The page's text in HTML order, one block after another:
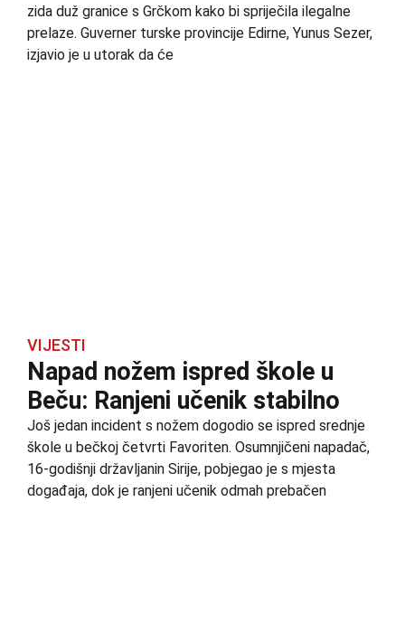
zida duž granice s Grčkom kako bi spriječila ilegalne
prelaze. Guverner turske provincije Edirne, Yunus Sezer,
izjavio je u utorak da će
VIJESTI
Napad nožem ispred škole u
Beču: Ranjeni učenik stabilno
Još jedan incident s nožem dogodio se ispred srednje
škole u bečkoj četvrti Favoriten. Osumnjičeni napadač,
16-godišnji državljanin Sirije, pobjegao je s mjesta
događaja, dok je ranjeni učenik odmah prebačen